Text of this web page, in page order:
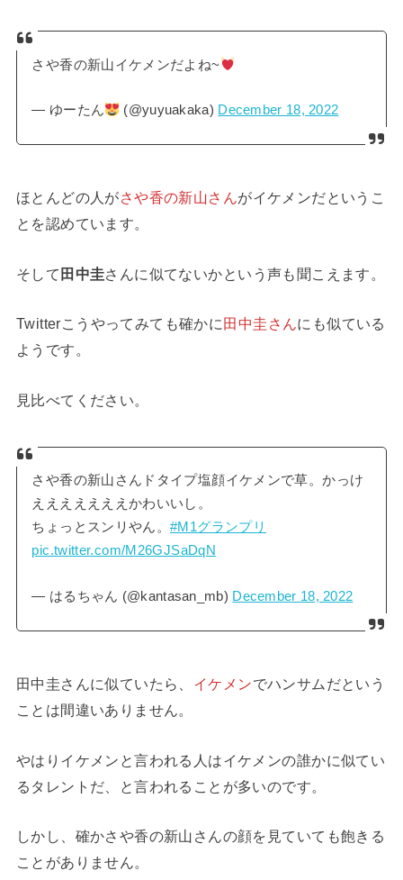
さや香の新山イケメンだよね~
— ゆーたん (@yuyuakaka) December 18, 2022
ほとんどの人がさや香の新山さんがイケメンだというこ
とを認めています。
そして 田中圭さんに似てないかという声も聞こえます。
Twitterこうやってみても確かに田中圭さんにも似ている
ようです。
見比べてください。
さや香の新山さんドタイプ塩顔イケメンで草。かっけ
えええええええかわいいし。
ちょっとスンリやん。#M1グランプリ
pic.twitter.com/M26GJSaDqN
— はるちゃん (@kantasan_mb) December 18, 2022
田中圭さんに似ていたら、 イケメンでハンサムだという
ことは間違いありません。
やはりイケメンと言われる人はイケメンの誰かに似てい
るタレントだ、と言われることが多いのです。
しかし、確かさや香の新山さんの顔を見ていても飽きる
ことがありません。